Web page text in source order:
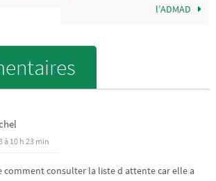
l’ADMAD
à 10 h 23 min
comment consulter la liste d attente car elle a